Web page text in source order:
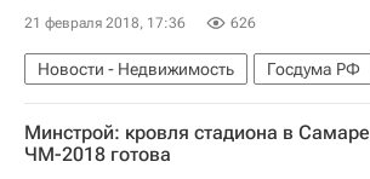
21 февраля 2018, 17:36 626
Новости - Недвижимость
Госдума РФ
Законодательство
Регистрация
Минстрой: кровля стадиона в
ЧМ-2018 готова